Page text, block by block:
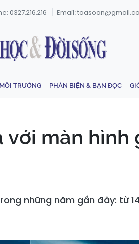
0327.216.216 Email:
MÔI TRƯỜNG PHẢN BIỆN & BẠN ĐỌC
với màn
những năm gần đây: từ